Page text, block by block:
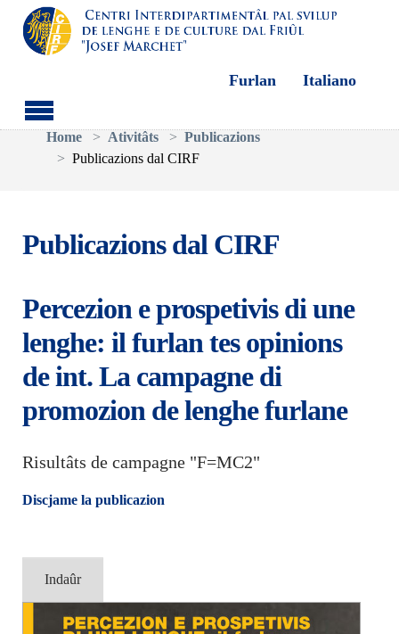
Aller au contenu principal
Furlan Italiano
Vous êtes ici:
Home
Ativitâts
Publicazions
Publicazions dal CIRF
Publicazions dal CIRF
Percezion e prospetivis di une
lenghe: il furlan tes opinions
de int. La campagne di
promozion de lenghe furlane
Risultâts de campagne "F=MC2"
Discjame la publicazion
Indaûr